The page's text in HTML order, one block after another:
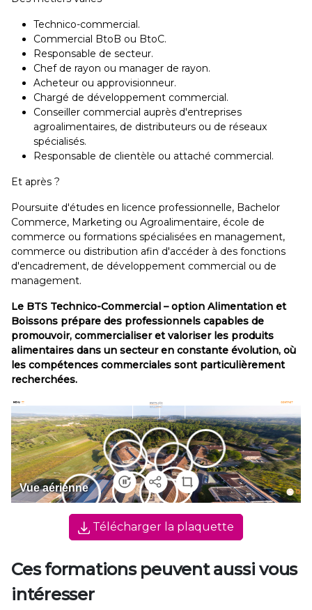
Technico-commercial.
Commercial BtoB ou BtoC.
Responsable de secteur.
Chef de rayon ou manager de rayon.
Acheteur ou approvisionneur.
Chargé de développement commercial.
Conseiller commercial auprès d'entreprises
agroalimentaires, de distributeurs ou de réseaux
spécialisés.
Responsable de clientèle ou attaché commercial.
Et après ?
Poursuite d'études en licence professionnelle, Bachelor
Commerce, Marketing ou Agroalimentaire, école de
commerce ou formations spécialisées en management,
commerce ou distribution afin d'accéder à des fonctions
d'encadrement, de développement commercial ou de
management.
Le BTS Technico-Commercial – option Alimentation et
Boissons prépare des professionnels capables de
promouvoir, commercialiser et valoriser les produits
alimentaires dans un secteur en constante évolution, où
les compétences commerciales sont particulièrement
recherchées.
Télécharger la plaquette
Ces formations peuvent aussi vous
intéresser